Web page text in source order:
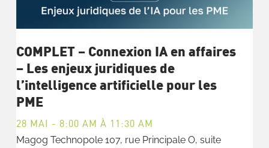
COMPLET – Connexion IA en affaires
– Les enjeux juridiques de
l’intelligence artificielle pour les
PME
28 MAI - 8:00 AM À 11:30 AM
Magog Technopole 107, rue Principale O, suite